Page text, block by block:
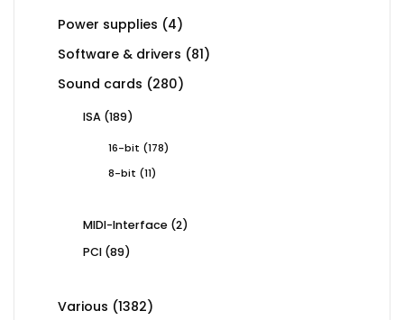
Power supplies 44
products
Software & drivers 8181
Sound cards 280280
ISA 189189
16-bit 178178
8-bit
1111
MIDI-Interface 22
PCI 8989
Various 13821382